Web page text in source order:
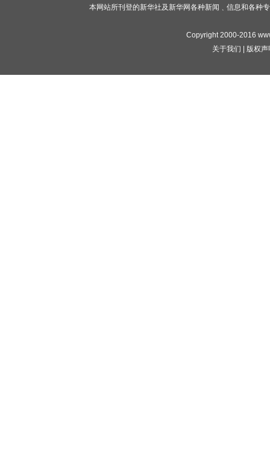
本网站所刊登的新华社及新华网各种新闻﹑信息和各种
Copyright 2000-2016
关于我们
版权声